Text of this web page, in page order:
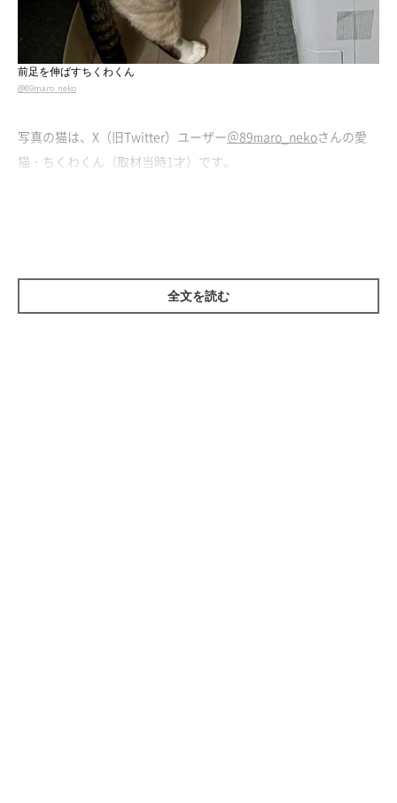
前足を伸ばすちくわくん
@89maro_neko
写真の猫は、X（旧Twitter）ユーザー＠89maro_nekoさんの愛
猫・ちくわくん（取材当時1才）です。
全文を読む